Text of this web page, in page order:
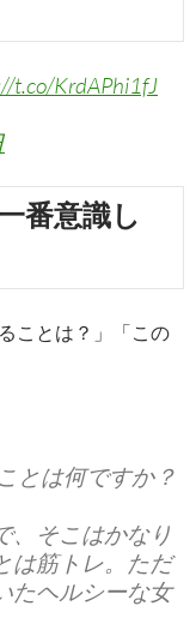
t.co/KrdAPhi1fJ
番意識し
ことは？」「この
とは何ですか？
、そこはかなり
は筋トレ。ただ
たヘルシーな女